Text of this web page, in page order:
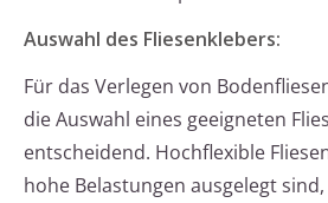
Auswahl des Fliesenklebers:
Für das Verlegen von
die Auswahl eines geeigneten
entscheidend. Hochflexible
hohe Belastungen ausgelegt